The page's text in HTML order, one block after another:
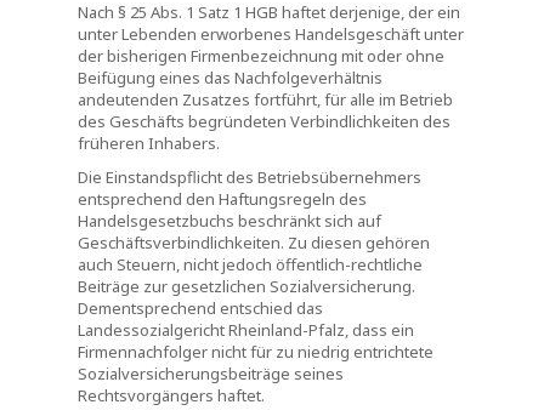
Nach § 25 Abs. 1 Satz 1 HGB haftet derjenige, der ein
unter Lebenden erworbenes Handelsgeschäft unter
der bisherigen Firmenbezeichnung mit oder ohne
Beifügung eines das Nachfolgeverhältnis
andeutenden Zusatzes fortführt, für alle im Betrieb
des Geschäfts begründeten Verbindlichkeiten des
früheren Inhabers.
Die Einstandspflicht des Betriebsübernehmers
entsprechend den Haftungsregeln des
Handelsgesetzbuchs beschränkt sich auf
Geschäftsverbindlichkeiten. Zu diesen gehören
auch Steuern, nicht jedoch öffentlich-rechtliche
Beiträge zur gesetzlichen Sozialversicherung.
Dementsprechend entschied das
Landessozialgericht Rheinland-Pfalz, dass ein
Firmennachfolger nicht für zu niedrig entrichtete
Sozialversicherungsbeiträge seines
Rechtsvorgängers haftet.